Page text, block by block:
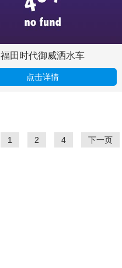
福田时代御威洒水车
点击详情
1 2 4 下一页